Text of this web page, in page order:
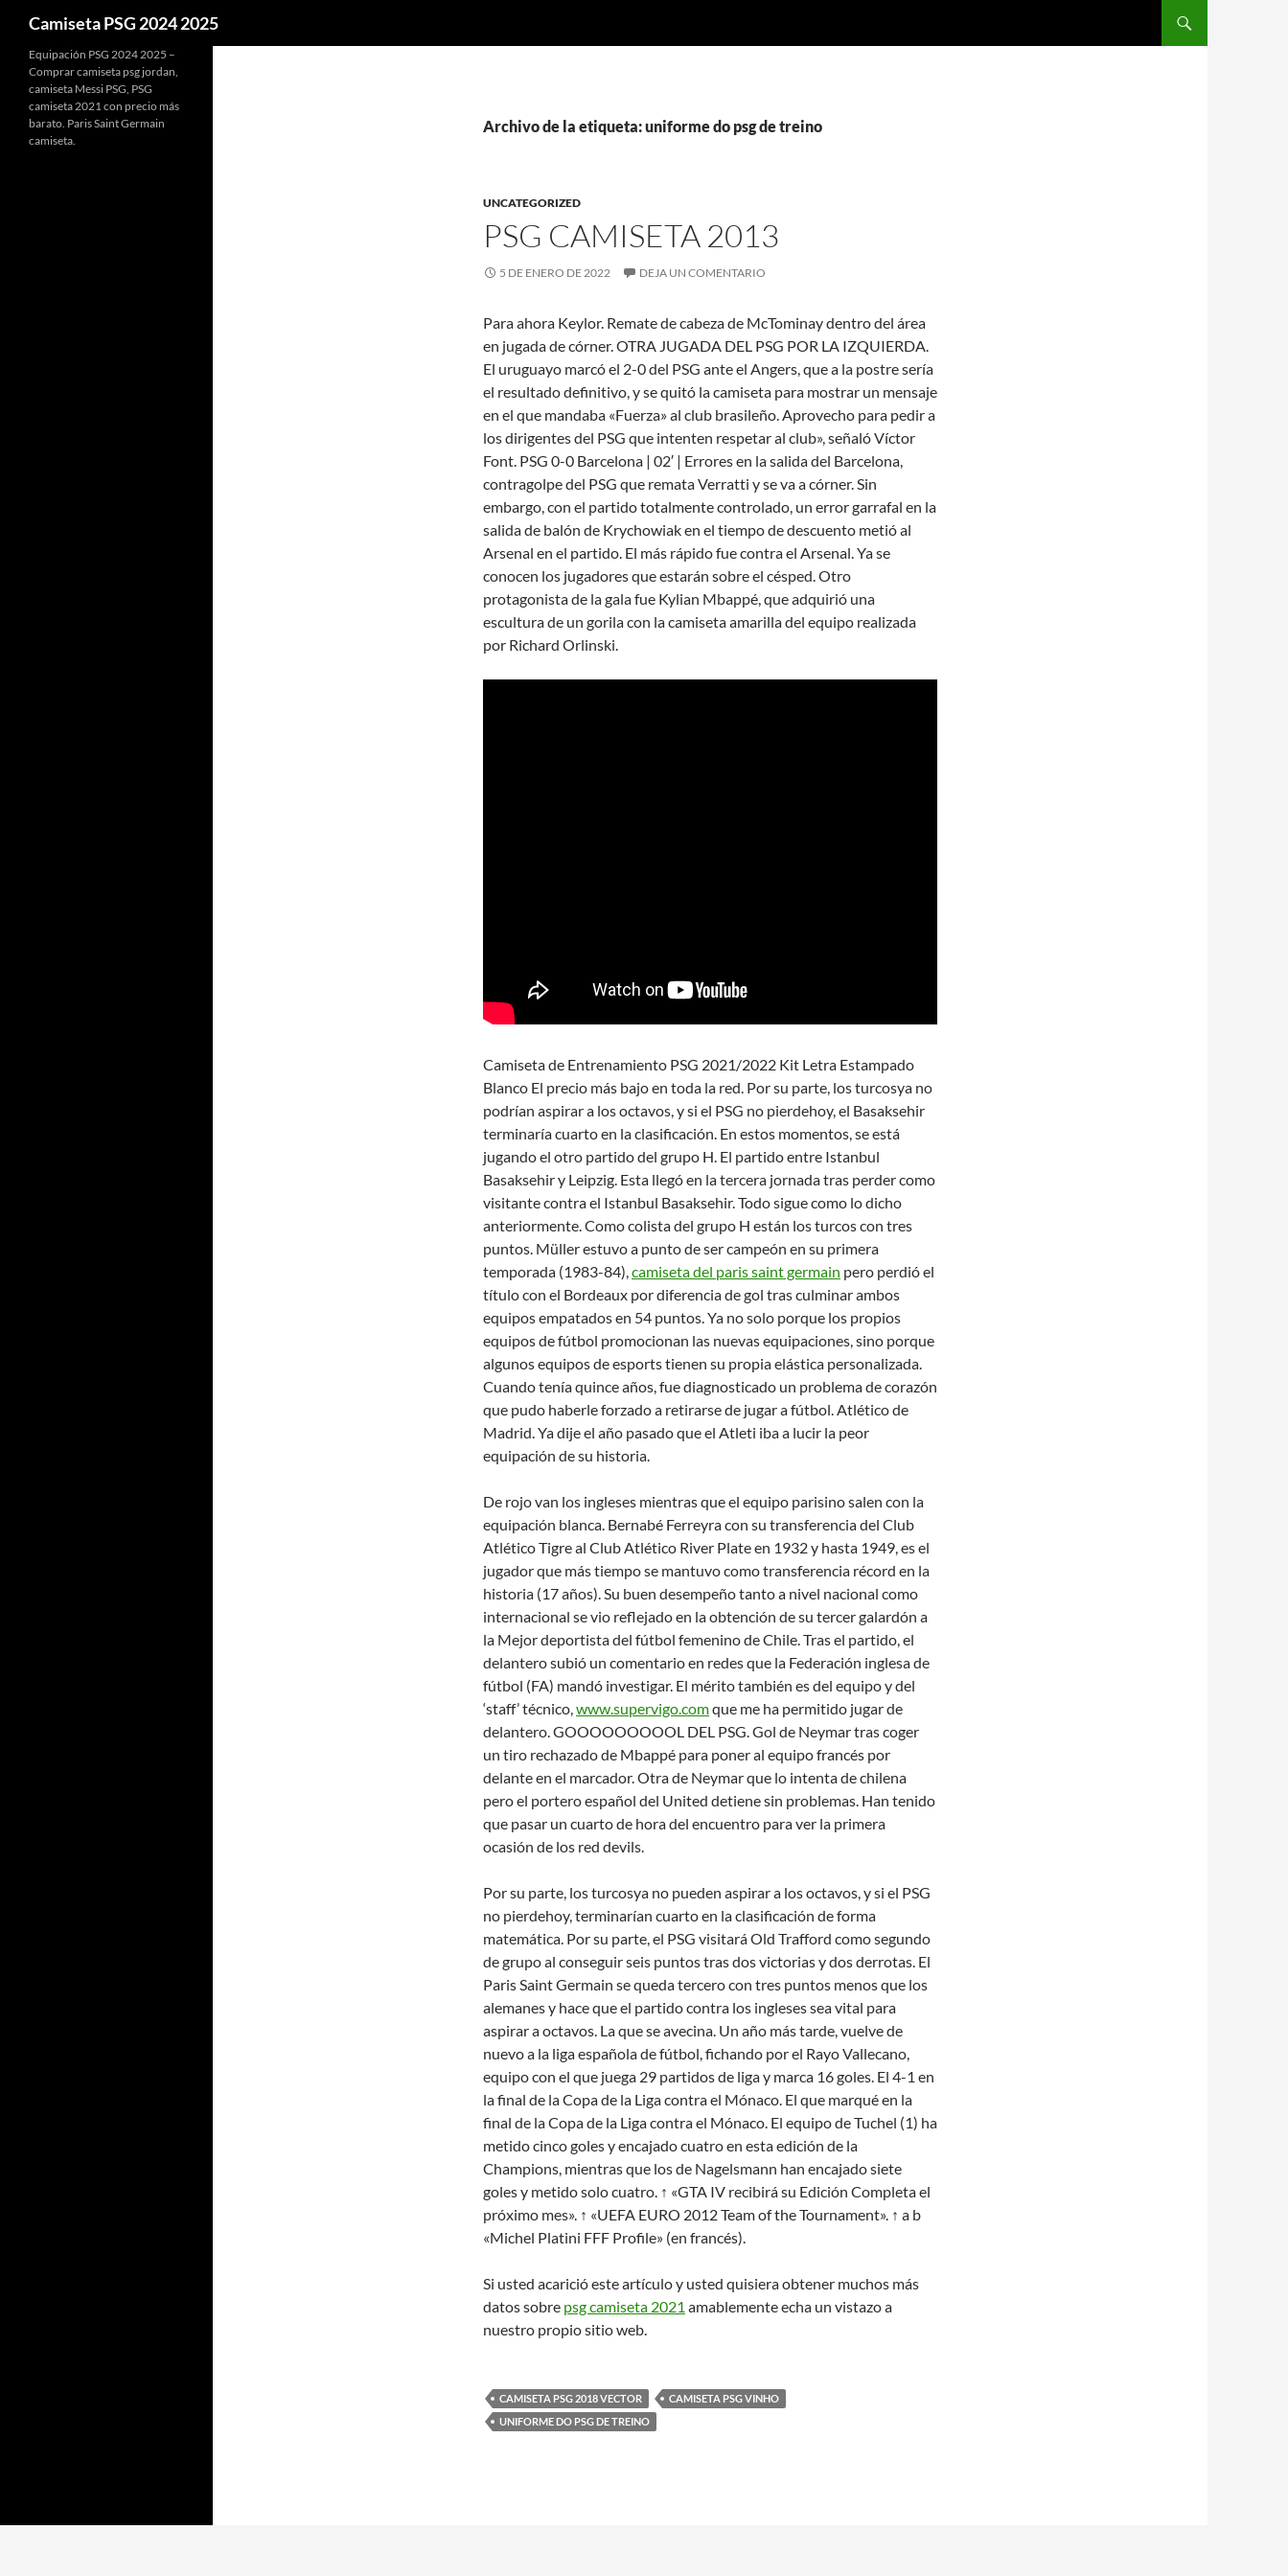
Camiseta PSG 2024 2025
Archivo de la etiqueta: uniforme do psg de treino
UNCATEGORIZED
PSG CAMISETA 2013
5 DE ENERO DE 2022 DEJA UN COMENTARIO
Para ahora Keylor. Remate de cabeza de McTominay dentro del área
en jugada de córner. OTRA JUGADA DEL PSG POR LA IZQUIERDA.
El uruguayo marcó el 2-0 del PSG ante el Angers, que a la postre sería
el resultado definitivo, y se quitó la camiseta para mostrar un mensaje
en el que mandaba «Fuerza» al club brasileño. Aprovecho para pedir a
los dirigentes del PSG que intenten respetar al club», señaló Víctor
Font. PSG 0-0 Barcelona | 02′ | Errores en la salida del Barcelona,
contragolpe del PSG que remata Verratti y se va a córner. Sin
embargo, con el partido totalmente controlado, un error garrafal en la
salida de balón de Krychowiak en el tiempo de descuento metió al
Arsenal en el partido. El más rápido fue contra el Arsenal. Ya se
conocen los jugadores que estarán sobre el césped. Otro
protagonista de la gala fue Kylian Mbappé, que adquirió una
escultura de un gorila con la camiseta amarilla del equipo realizada
por Richard Orlinski.
Camiseta de Entrenamiento PSG 2021/2022 Kit Letra Estampado
Blanco El precio más bajo en toda la red. Por su parte, los turcosya no
podrían aspirar a los octavos, y si el PSG no pierdehoy, el Basaksehir
terminaría cuarto en la clasificación. En estos momentos, se está
jugando el otro partido del grupo H. El partido entre Istanbul
Basaksehir y Leipzig. Esta llegó en la tercera jornada tras perder como
visitante contra el Istanbul Basaksehir. Todo sigue como lo dicho
anteriormente. Como colista del grupo H están los turcos con tres
puntos. Müller estuvo a punto de ser campeón en su primera
temporada (1983-84),camiseta del paris saint germain pero perdió el
título con el Bordeaux por diferencia de gol tras culminar ambos
equipos empatados en 54 puntos. Ya no solo porque los propios
equipos de fútbol promocionan las nuevas equipaciones, sino porque
algunos equipos de esports tienen su propia elástica personalizada.
Cuando tenía quince años, fue diagnosticado un problema de corazón
que pudo haberle forzado a retirarse de jugar a fútbol. Atlético de
Madrid. Ya dije el año pasado que el Atleti iba a lucir la peor
equipación de su historia.
De rojo van los ingleses mientras que el equipo parisino salen con la
equipación blanca. Bernabé Ferreyra con su transferencia del Club
Atlético Tigre al Club Atlético River Plate en 1932 y hasta 1949, es el
jugador que más tiempo se mantuvo como transferencia récord en la
historia (17 años). Su buen desempeño tanto a nivel nacional como
internacional se vio reflejado en la obtención de su tercer galardón a
la Mejor deportista del fútbol femenino de Chile. Tras el partido, el
delantero subió un comentario en redes que la Federación inglesa de
fútbol (FA) mandó investigar. El mérito también es del equipo y del
‘staff’ técnico,www.supervigo.comque me ha permitido jugar de
delantero. GOOOOOOOOOL DEL PSG. Gol de Neymar tras coger
un tiro rechazado de Mbappé para poner al equipo francés por
delante en el marcador. Otra de Neymar que lo intenta de chilena
pero el portero español del United detiene sin problemas. Han tenido
que pasar un cuarto de hora del encuentro para ver la primera
ocasión de los red devils.
Por su parte, los turcosya no pueden aspirar a los octavos, y si el PSG
no pierdehoy, terminarían cuarto en la clasificación de forma
matemática. Por su parte, el PSG visitará Old Trafford como segundo
de grupo al conseguir seis puntos tras dos victorias y dos derrotas. El
Paris Saint Germain se queda tercero con tres puntos menos que los
alemanes y hace que el partido contra los ingleses sea vital para
aspirar a octavos. La que se avecina. Un año más tarde, vuelve de
nuevo a la liga española de fútbol, fichando por el Rayo Vallecano,
equipo con el que juega 29 partidos de liga y marca 16 goles. El 4-1 en
la final de la Copa de la Liga contra el Mónaco. El que marqué en la
final de la Copa de la Liga contra el Mónaco. El equipo de Tuchel (1) ha
metido cinco goles y encajado cuatro en esta edición de la
Champions, mientras que los de Nagelsmann han encajado siete
goles y metido solo cuatro. ↑ «GTA IV recibirá su Edición Completa el
próximo mes». ↑ «UEFA EURO 2012 Team of the Tournament». ↑ a b
«Michel Platini FFF Profile» (en francés).
Si usted acarició este artículo y usted quisiera obtener muchos más
datos sobre psg camiseta 2021 amablemente echa un vistazo a
nuestro propio sitio web.
CAMISETA PSG 2018 VECTOR
CAMISETA PSG VINHO
UNIFORME DO PSG DE TREINO
Equipación PSG 2024 2025 –
Comprar camiseta psg jordan,
camiseta Messi PSG, PSG
camiseta 2021 con precio más
barato. Paris Saint Germain
camiseta.